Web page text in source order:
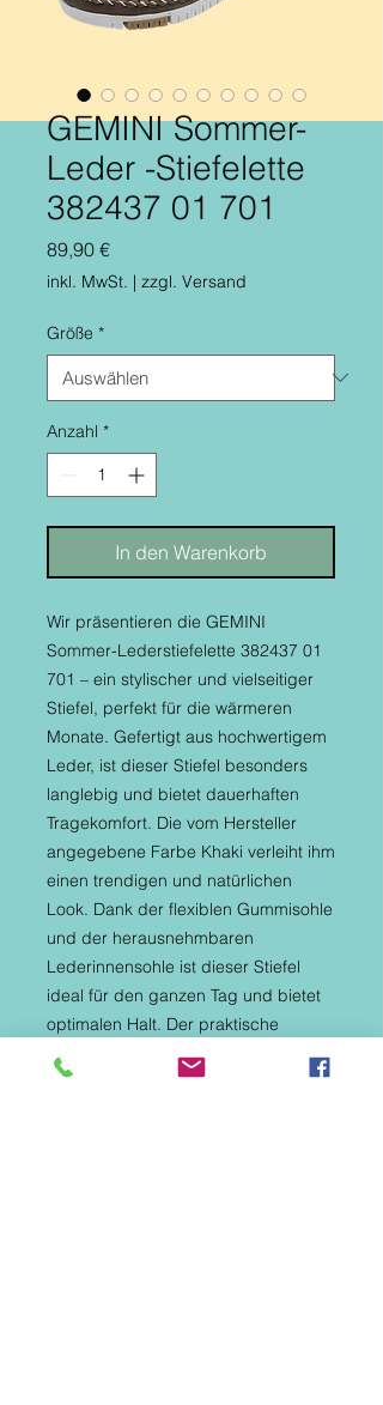
GEMINI Sommer-
Leder -Stiefelette
382437 01 701
89,90 €Preis
inkl. MwSt. | zzgl. Versand
Größe *
Anzahl *
In den Warenkorb
Wir präsentieren die GEMINI
Sommer-Lederstiefelette 382437 01
701 – ein stylischer und vielseitiger
Stiefel, perfekt für die wärmeren
Monate. Gefertigt aus hochwertigem
Leder, ist dieser Stiefel besonders
langlebig und bietet dauerhaften
Tragekomfort. Die vom Hersteller
angegebene Farbe Khaki verleiht ihm
einen trendigen und natürlichen
Look. Dank der flexiblen Gummisohle
und der herausnehmbaren
Lederinnensohle ist dieser Stiefel
ideal für den ganzen Tag und bietet
optimalen Halt. Der praktische
Reißverschluss ermöglicht ein
einfaches An- und Ausziehen,